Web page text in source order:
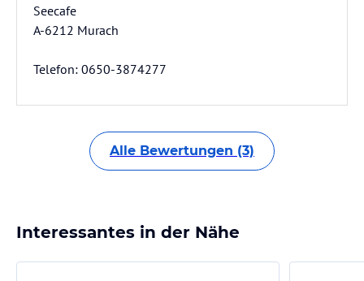
Seecafe
A-6212 Murach
Telefon: 0650-3874277
Alle Bewertungen (3)
Interessantes in der Nähe